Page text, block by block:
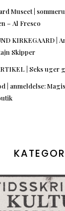
Museet |
– Al Fresco
KIRKEGAARD |
Skipper
| Seks uger
| anmeldelse: